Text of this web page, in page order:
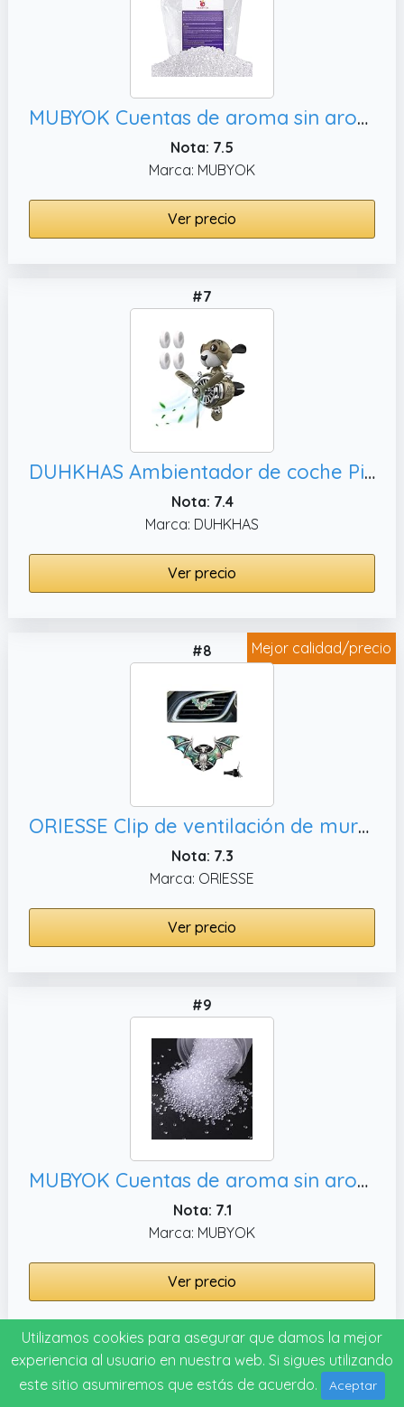
MUBYOK Cuentas de aroma sin aroma de alta calidad de 3 libras para moldes de freshies de coche, suministros de freshie para automóviles
Nota: 7.5
Marca: MUBYOK
Ver precio
#7
DUHKHAS Ambientador de coche Pilot con clip de ventilación de pato, decoración de ventilación interior de coche (conejo)
Nota: 7.4
Marca: DUHKHAS
Ver precio
Mejor calidad/precio
#8
ORIESSE Clip de ventilación de murciélago para coche, decoración gótica
Nota: 7.3
Marca: ORIESSE
Ver precio
#9
MUBYOK Cuentas de aroma sin aroma de alta calidad de 12 libras para moldes de freshies de coche, suministros de freshie para automóviles
Nota: 7.1
Marca: MUBYOK
Ver precio
#10
Utilizamos cookies para asegurar que damos la mejor
experiencia al usuario en nuestra web. Si sigues utilizando
este sitio asumiremos que estás de acuerdo.
Aceptar